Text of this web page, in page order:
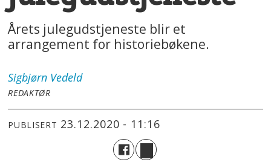
Årets julegudstjeneste blir et
arrangement for historiebøkene.
Sigbjørn Vedeld
REDAKTØR
PUBLISERT 23.12.2020 - 11:16